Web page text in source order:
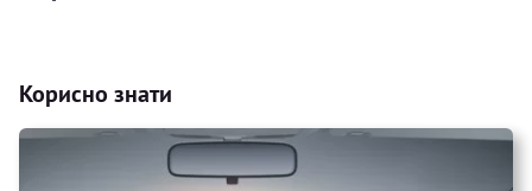
Корисно знати